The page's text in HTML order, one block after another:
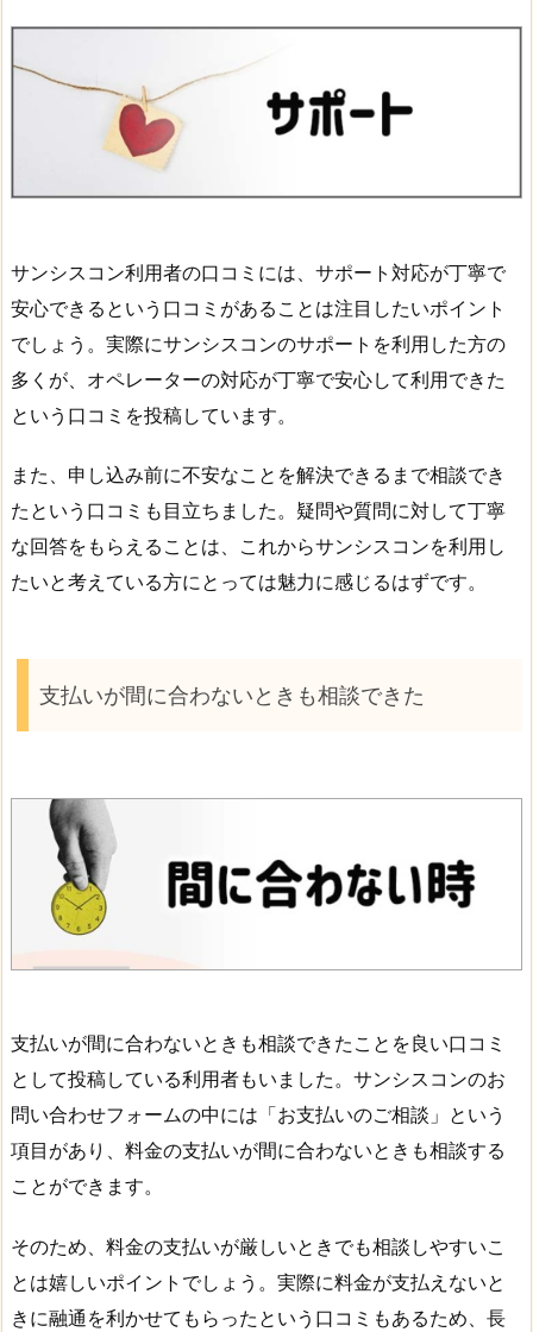
サンシスコン利用者の口コミには、サポート対応が丁寧で
安心できるという口コミがあることは注目したいポイント
でしょう。実際にサンシスコンのサポートを利用した方の
多くが、オペレーターの対応が丁寧で安心して利用できた
という口コミを投稿しています。
また、申し込み前に不安なことを解決できるまで相談でき
たという口コミも目立ちました。疑問や質問に対して丁寧
な回答をもらえることは、これからサンシスコンを利用し
たいと考えている方にとっては魅力に感じるはずです。
支払いが間に合わないときも相談できた
支払いが間に合わないときも相談できたことを良い口コミ
として投稿している利用者もいました。サンシスコンのお
問い合わせフォームの中には「お支払いのご相談」という
項目があり、料金の支払いが間に合わないときも相談する
ことができます。
そのため、料金の支払いが厳しいときでも相談しやすいこ
とは嬉しいポイントでしょう。実際に料金が支払えないと
きに融通を利かせてもらったという口コミもあるため、長